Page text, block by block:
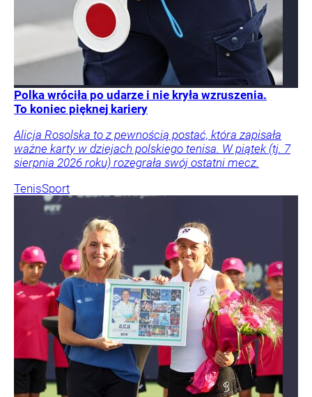
Polka wróciła po udarze i nie kryła wzruszenia.
To koniec pięknej kariery
Alicja Rosolska to z pewnością postać, która zapisała
ważne karty w dziejach polskiego tenisa. W piątek (tj. 7
sierpnia 2026 roku) rozegrała swój ostatni mecz.
TenisSport